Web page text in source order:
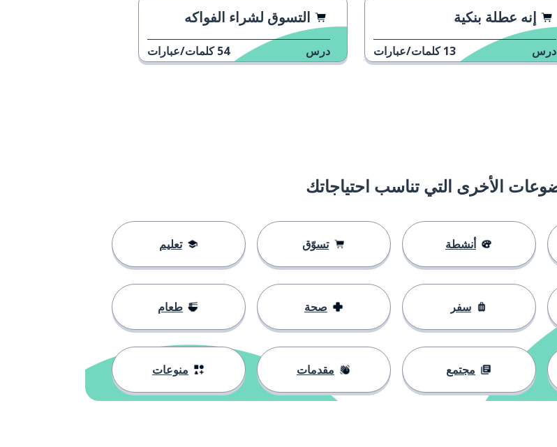
إنه عطلة بنكية
درس 13 كلمات/عبارات
التسوق لشراء الفواكه
درس 54 كلمات/عبارات
الأخرى التي تناسب احتياجاتك
أنشطة تسوّق تعليم
سفر صحة طعام
مجتمع مقدمات منوعات